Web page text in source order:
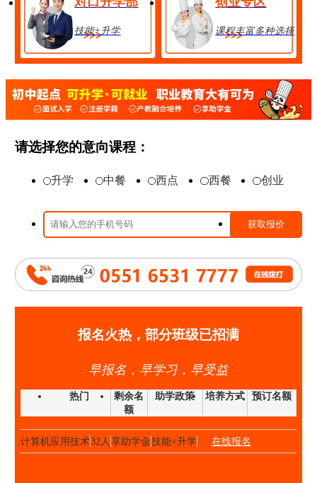
技能+升学 课程丰富多种选择
请选择您的意向课程：
升学 中餐 西点 西餐 创业
报名火热，部分班级已招满
早报名，早学习，早受益
热门
剩余名
额
助学政策 培养方式 预订名额
金典总厨班 28人
时尚西点班23人 享助学金 技能+升学 在线报名
大厨精英班32人 享助学金技能+升学
高端私厨班22人享助学金技能+就业 在线报名
32人享助学金 技能+升学 在线报名
时尚西点班23人 享助学金技能+升学 在线报名
金典总厨班20人享助学金技能+升学 在线报名
计算机应用技术32人 享助学金技能+升学 在线报名